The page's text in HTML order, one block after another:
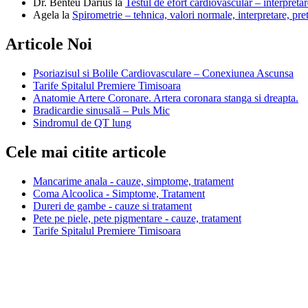
Dr. Benteu Darius la Testul de efort cardiovascular –
Agela la Spirometrie – tehnica, valori normale, interpretare, pret
Articole Noi
Psoriazisul si Bolile Cardiovasculare – Conexiunea Ascunsa
Tarife Spitalul Premiere Timisoara
Anatomie Artere Coronare. Artera coronara stanga si dreapta.
Bradicardie sinusală – Puls Mic
Sindromul de QT lung
Cele mai citite articole
Mancarime anala - cauze, simptome, tratament
Coma Alcoolica - Simptome, Tratament
Dureri de gambe - cauze si tratament
Pete pe piele, pete pigmentare - cauze, tratament
Tarife Spitalul Premiere Timisoara